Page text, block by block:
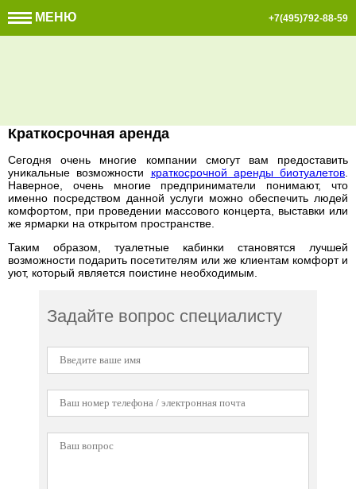
МЕНЮ +7(495)792-88-59
Краткосрочная аренда
Сегодня очень многие компании смогут вам предоставить
уникальные возможности краткосрочной аренды биотуалетов
Наверное, очень многие предприниматели понимают, что
именно посредством данной услуги можно обеспечить людей
комфортом, при проведении массового концерта, выставки или
же ярмарки на открытом пространстве.
Таким образом, туалетные кабинки становятся лучшей
возможности подарить посетителям или же клиентам комфорт и
уют, который является поистине необходимым.
Задайте вопрос специалисту